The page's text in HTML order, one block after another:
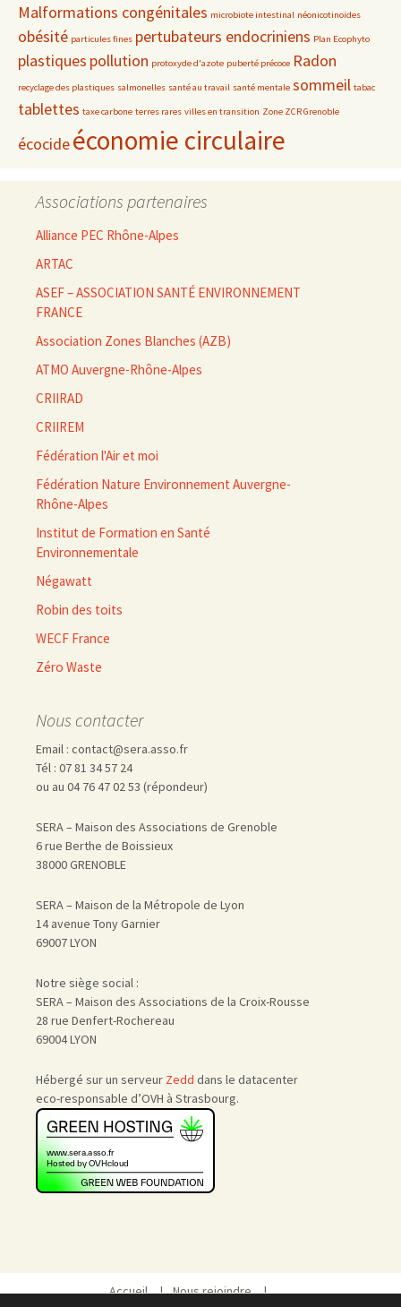
Malformations congénitales microbiote intestinal néonicotinoïdes
obésité particules fines pertubateurs endocriniens Plan Ecophyto
plastiques pollution protoxyde d'azote puberté précoce Radon
recyclage des plastiques salmonelles santé au travail santé mentale sommeil tabac
tablettes taxe carbone terres rares villes en transition Zone ZCR Grenoble
écocideéconomie circulaire
Associations partenaires
Alliance PEC Rhône-Alpes
ARTAC
ASEF – ASSOCIATION SANTÉ ENVIRONNEMENT
FRANCE
Association Zones Blanches (AZB)
ATMO Auvergne-Rhône-Alpes
CRIIRAD
CRIIREM
Fédération l'Air et moi
Fédération Nature Environnement Auvergne-
Rhône-Alpes
Institut de Formation en Santé
Environnementale
Négawatt
Robin des toits
WECF France
Zéro Waste
Nous contacter
Email : contact@sera.asso.fr
Tél : 07 81 34 57 24
ou au 04 76 47 02 53 (répondeur)
SERA – Maison des Associations de Grenoble
6 rue Berthe de Boissieux
38000 GRENOBLE
SERA – Maison de la Métropole de Lyon
14 avenue Tony Garnier
69007 LYON
Notre siège social :
SERA – Maison des Associations de la Croix-Rousse
28 rue Denfert-Rochereau
69004 LYON
Hébergé sur un serveur Zedd dans le datacenter
eco-responsable d’OVH à Strasbourg.
Accueil | Nous rejoindre
|